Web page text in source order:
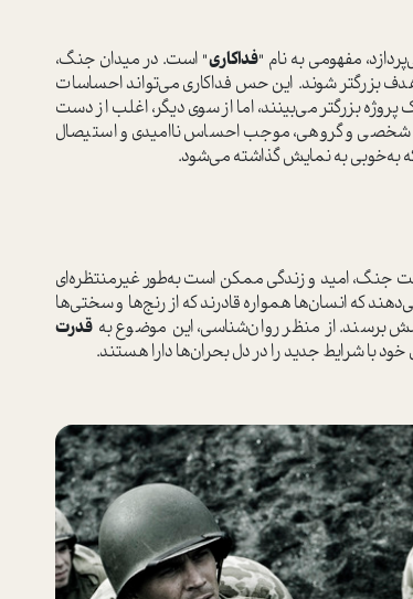
مفهومی به نام "فداکاری" است. در میدان جنگ،
بزرگتر شوند. این حس فداکاری می‌تواند احساسات
پروژه بزرگتر می‌بینند، اما از سوی دیگر، اغلب از دست
و گروهی، موجب احساس ناامیدی و استیصال
به‌خوبی به نمایش گذاشته می‌شود.
جنگ، امید و زندگی ممکن است به‌طور غیرمنتظره‌ای
که انسان‌ها همواره قادرند که از رنج‌ها و سختی‌ها
برسند. از منظر روان‌شناسی، این موضوع به قدرت
خود با شرایط جدید را در دل بحران‌ها دارا هستند.